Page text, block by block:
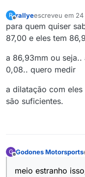
R rallyeescreveu em 24
última edição por
para quem quiser
87,00 e eles tem
a 86,93mm ou
0,08.. quero medir
a dilatação com
são suficientes.
G Godones Motorsports
meio estranho